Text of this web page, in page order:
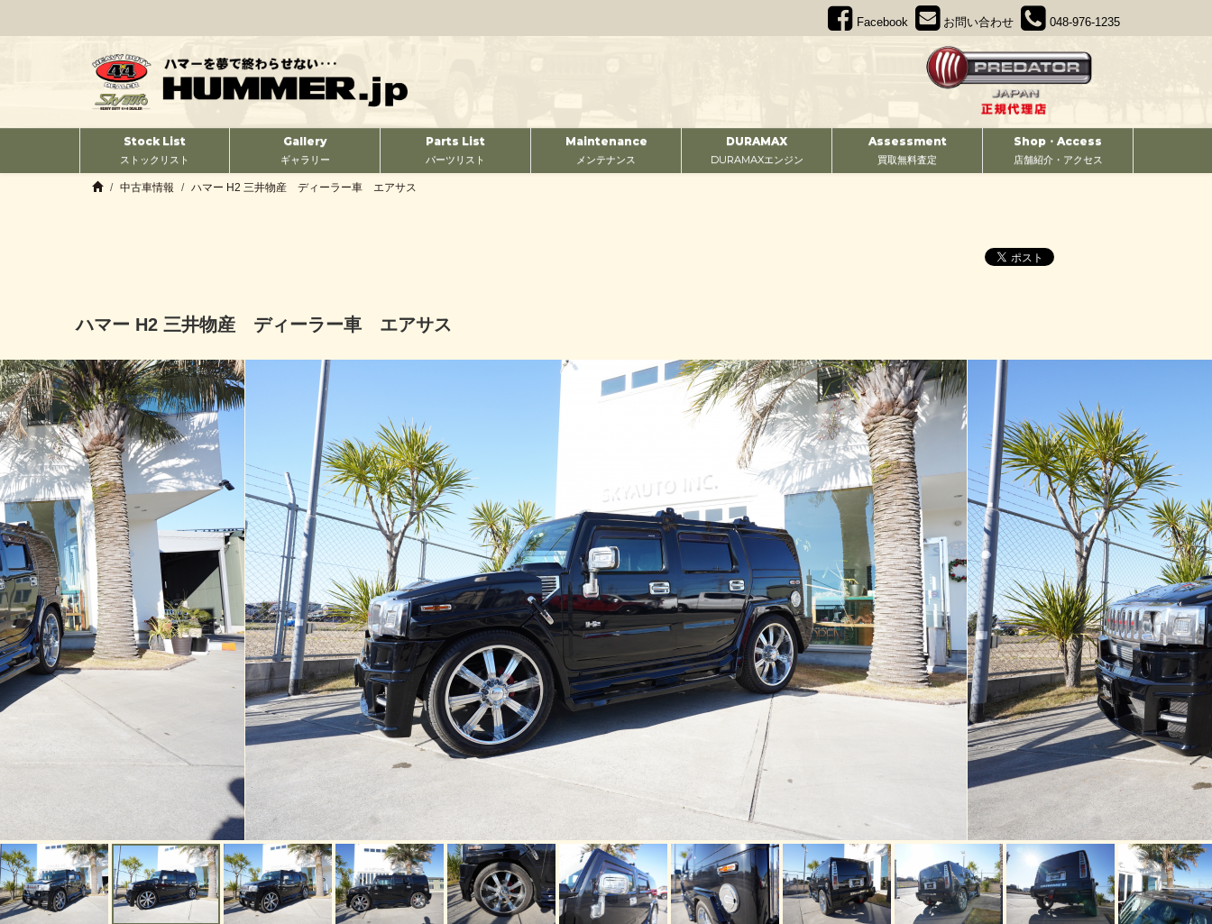
Facebook お問い合わせ 048-976-1235
Stock List
ストックリスト
Gallery
ギャラリー
Parts List
パーツリスト
Maintenance
メンテナンス
DURAMAX
DURAMAXエンジン
Assessment
買取無料査定
Shop・Access
店舗紹介・アクセス
中古車情報 ハマー H2 三井物産 ディーラー車 エアサス
ハマー H2 三井物産 ディーラー車 エアサス